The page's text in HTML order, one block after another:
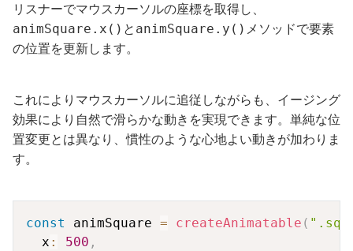
リスナーでマウスカーソルの座標を取得し、
animSquare.x() と animSquare.y() メソッドで要素
の位置を更新します。
これによりマウスカーソルに追従しながらも、イージング
効果により自然で滑らかな動きを実現できます。単純な位
置変更とは異なり、慣性のような心地よい動きが加わりま
す。
const animSquare = createAnimatable (
  x
: 500 ,
Copy